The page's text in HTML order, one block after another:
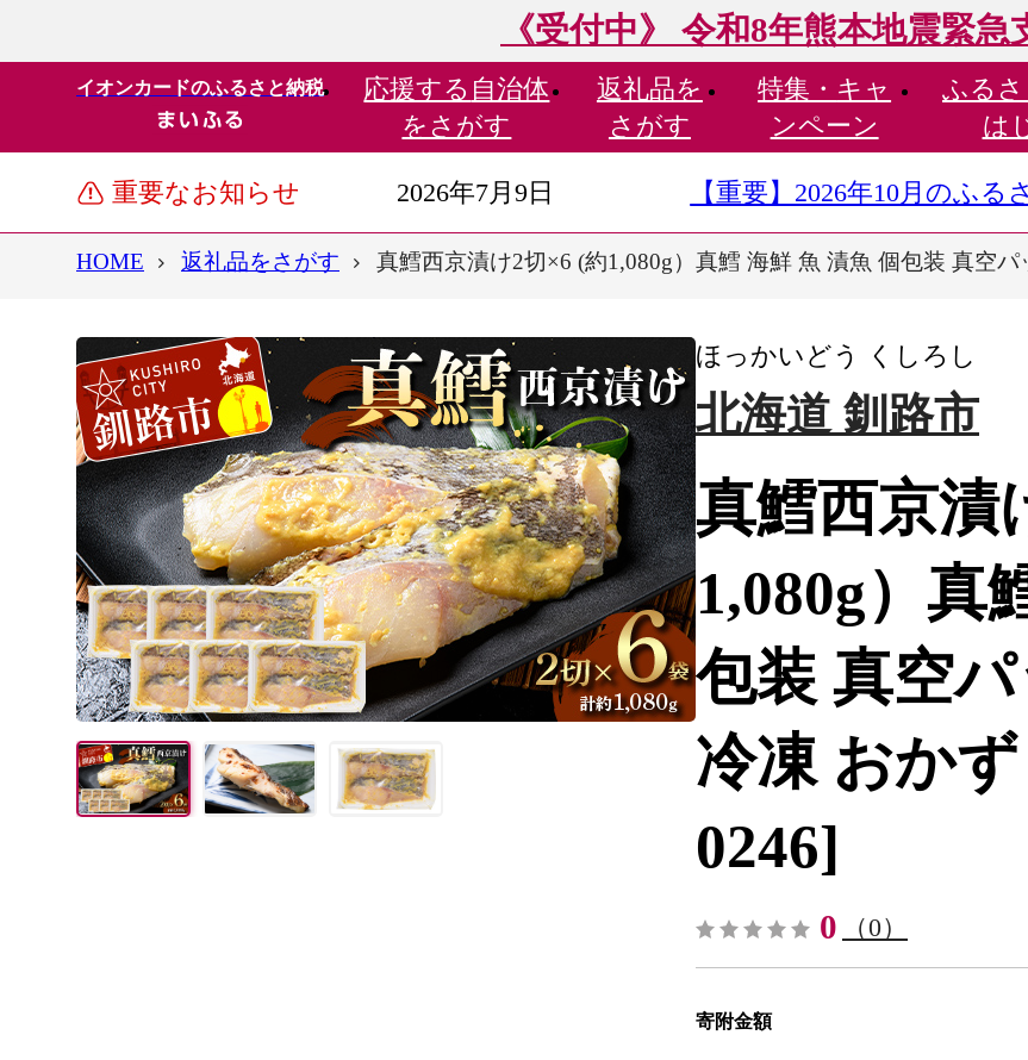
《受付中》 令和8年熊本地震緊急
イオンカードのふるさと納税 応援する 自治体
をさがす
返礼品を
さがす
特集・ キャ
ンペーン
ふる
は
重要なお知らせ 2026年7月9日 【重要】2026年10月のふ
HOME 返礼品をさがす 真鱈西京漬け2切×6 (約1,080g）真鱈 海鮮 魚 漬魚 個包装 真空
ほっかいどう くしろし
北海道 釧路市
真鱈西京漬
1,080g）真
包装 真空
冷凍 おか
0246]
0 （0）
寄附金額